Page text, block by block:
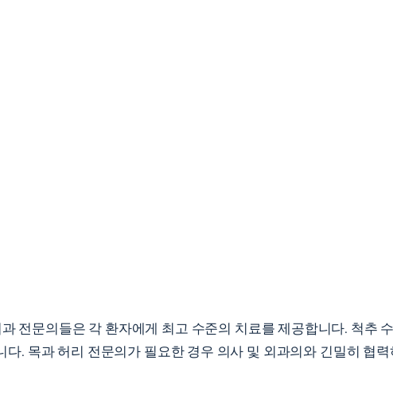
전문의들은 각 환자에게 최고 수준의 치료를 제공합니다. 척추
. 목과 허리 전문의가 필요한 경우 의사 및 외과의와 긴밀히 협